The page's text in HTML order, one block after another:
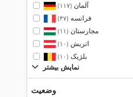
آلمان(۱۱۷)
فرانسه(۴۷)
مجارستان(۱۱)
اتریش(۱۰)
بلژیک(۱۰)
نمایش بیشتر
وضعیت
Tornos Deco